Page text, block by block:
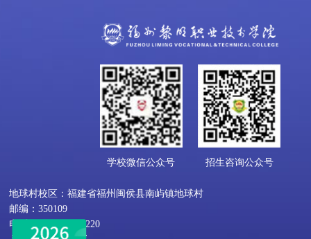
学校微信公众号 招生咨询公众号
地球村校区：福建省福州闽侯县南屿镇地球村
邮编：350109
电话：0591-22818220